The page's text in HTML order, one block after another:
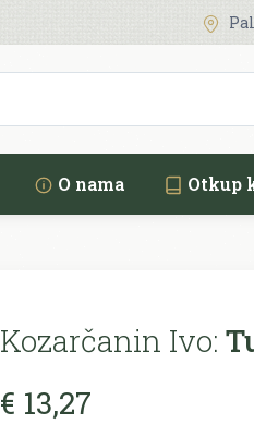
O nama Otkup
Kozarčanin Ivo:
€ 13,27